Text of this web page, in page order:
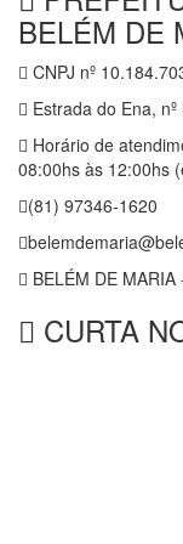
BELÉM DE
CNPJ nº
Estrada do Ena,
Horário de
08:00hs às 12:00hs
(81) 97346-1620
BELÉM DE MARIA
CURTA